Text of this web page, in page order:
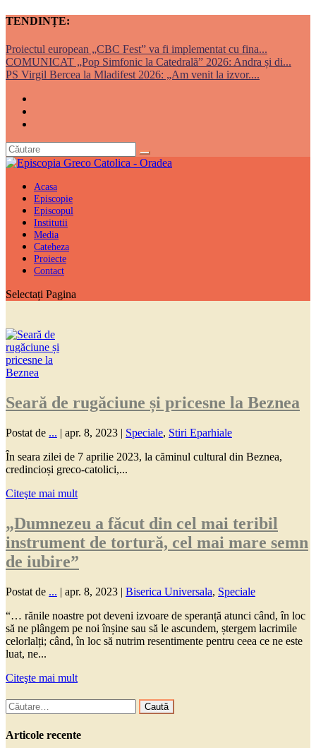
TENDINȚE:
Proiectul european „CBC Fest” va fi implementat cu fina...
COMUNICAT „Pop Simfonic la Catedrală” 2026: Andra și di...
PS Virgil Bercea la Mladifest 2026: „Am venit la izvor....
Acasa
Episcopie
Episcopul
Institutii
Media
Cateheza
Proiecte
Contact
Selectați Pagina
Seară de rugăciune și pricesne la Beznea
Postat de ... | apr. 8, 2023 | Speciale, Stiri Eparhiale
În seara zilei de 7 aprilie 2023, la căminul cultural din Beznea,
credincioși greco-catolici,...
Citeşte mai mult
„Dumnezeu a făcut din cel mai teribil
instrument de tortură, cel mai mare semn
de iubire”
Postat de ... | apr. 8, 2023 | Biserica Universala, Speciale
“… rănile noastre pot deveni izvoare de speranță atunci când, în loc
să ne plângem pe noi înșine sau să le ascundem, ștergem lacrimile
celorlalți; când, în loc să nutrim resentimente pentru ceea ce ne este
luat, ne...
Citeşte mai mult
Caută
după:
Articole recente